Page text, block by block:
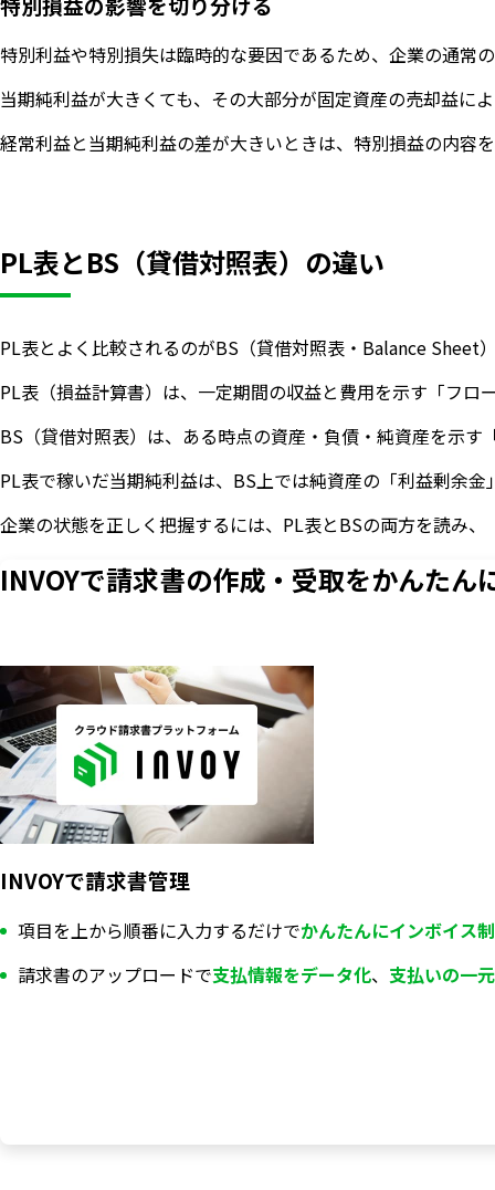
特別利益や特別損失は臨時的な要因であるため、企業の通常
当期純利益が大きくても、その大部分が固定資産の売却益に
経常利益と当期純利益の差が大きいときは、特別損益の内容
PL表とBS（貸借対照表）の違い
PL表とよく比較されるのがBS（貸借対照表・Balance Sheet
PL表（損益計算書）は、一定期間の収益と費用を示す「フ
BS（貸借対照表）は、ある時点の資産・負債・純資産を示
PL表で稼いだ当期純利益は、BS上では純資産の「利益剰余
企業の状態を正しく把握するには、PL表とBSの両方を読み
INVOYで請求書の作成・ 受取をかんたん
INVOYで請求書管理
項目を上から順番に入力するだけでかんたんにインボイス
請求書のアップロードで支払情報をデータ化、 支払いの一